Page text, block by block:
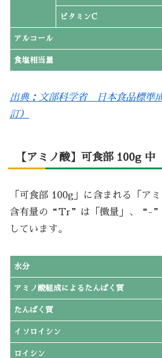
ビタミンC
アルコール
食塩相当量
出典：文部科学省 日本食品標準
訂）
【アミノ酸】可食部 100g 中
「可食部 100g」に含まれる「ア
含有量の“Tr”は「微量」、“-”
しています。
水分
アミノ酸組成によるたんぱく質
たんぱく質
イソロイシン
ロイシン